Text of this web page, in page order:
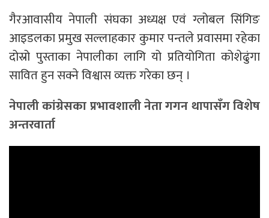
गैरआवासीय नेपाली संघका अध्यक्ष एवं ग्लोबल सिंगिङ
आइडलका प्रमुख सल्लाहकार कुमार पन्तले प्रवासमा रहेका
दोस्रो पुस्ताका नेपालीका लागि यो प्रतियोगिता कोशेढुंगा
सावित हुन सक्ने विश्वास व्यक्त गरेका छन् ।
नेपाली कांग्रेसका प्रभावशाली नेता गगन थापासँग विशेष
अन्तरवार्ता